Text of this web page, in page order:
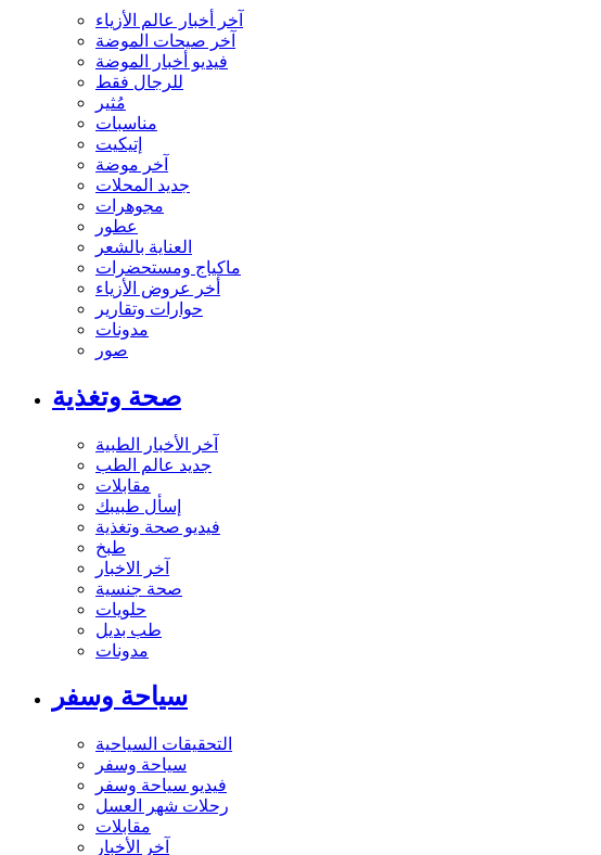
آخر أخبار عالم الأزياء
آخر صيحات الموضة
فيديو أخبار الموضة
للرجال فقط
مُثير
مناسبات
إتيكيت
آخر موضة
جديد المحلات
مجوهرات
عطور
العناية بالشعر
ماكياج ومستحضرات
أخر عروض الأزياء
حوارات وتقارير
مدونات
صور
صحة وتغذية
آخر الأخبار الطبية
جديد عالم الطب
مقابلات
إسأل طبيبك
فيديو صحة وتغذية
طبخ
آخر الاخبار
صحة جنسية
حلويات
طب بديل
مدونات
سياحة وسفر
التحقيقات السياحية
سياحة وسفر
فيديو سياحة وسفر
رحلات شهر العسل
مقابلات
آخر الأخبار